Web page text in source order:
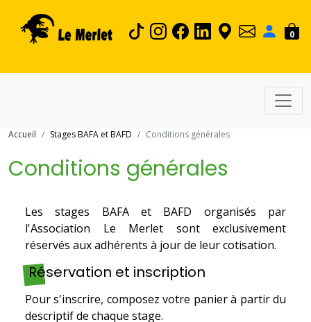
0
Accueil Stages BAFA et BAFD Conditions générales
Conditions générales
Les stages BAFA et BAFD organisés par
l'Association Le Merlet sont exclusivement
réservés aux adhérents à jour de leur cotisation.
Réservation et inscription
Pour s'inscrire, composez votre panier à partir du
descriptif de chaque stage.